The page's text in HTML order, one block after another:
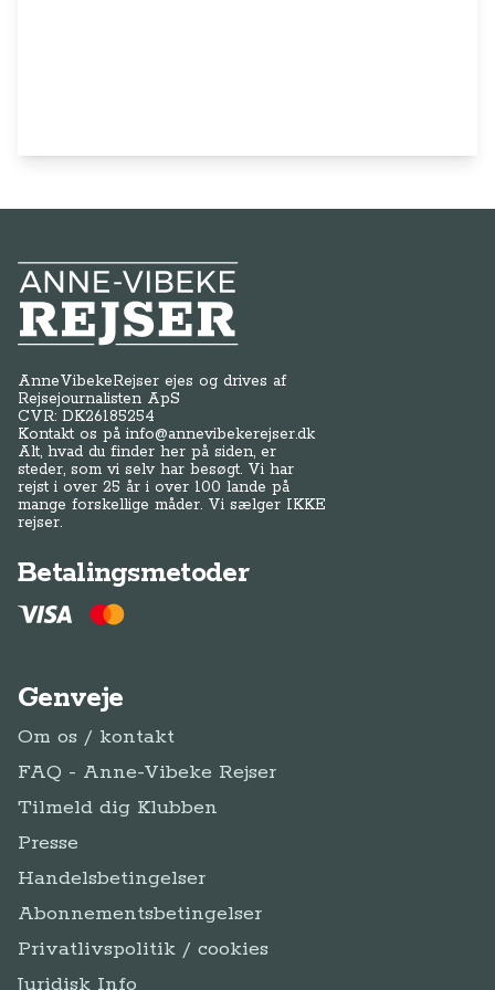
Anne-Vibeke Rejser
AnneVibekeRejser ejes og drives af
Rejsejournalisten ApS
CVR: DK26185254
Kontakt os påinfo@annevibekerejser.dk
Alt, hvad du finder her på siden, er
steder, som vi selv har besøgt. Vi har
rejst i over 25 år i over 100 lande på
mange forskellige måder. Vi sælger IKKE
rejser.
Betalingsmetoder
Genveje
Om os / kontakt
FAQ - Anne-Vibeke Rejser
Tilmeld dig Klubben
Presse
Handelsbetingelser
Abonnementsbetingelser
Privatlivspolitik / cookies
Juridisk Info